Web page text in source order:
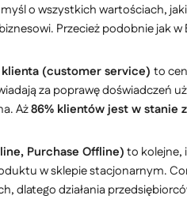
o wszystkich wartościach,
Przecież podobnie jak
(customer service) to
za poprawę doświadczeń
Aż86% klientów jest w stanie
Purchase Offline)to kolejne,
w sklepie stacjonarnym.
dlatego działania